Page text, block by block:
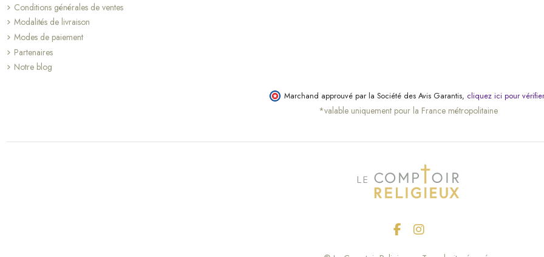
Conditions générales de ventes
Modalités de livraison
Modes de paiement
Partenaires
Notre blog
Marchand approuvé par la Société des Avis Garantis, cliquez ici pour vérifier
*valable uniquement pour la France métropolitaine